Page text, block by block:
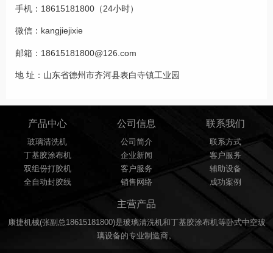
手机：18615181800（24小时）
微信：kangjiejixie
邮箱：18615181800@126.com
地 址：山东省德州市齐河县表白寺镇工业园
产品中心
玻璃清洗机
丁基胶涂布机
双组份打胶机
全自动封胶线
公司信息
公司简介
企业新闻
客户服务
销售网络
联系我们
联系方式
客户服务
辅助设备
成功案例
主营产品
康捷机械(张副总18615181800)是玻璃清洗机和丁基胶涂布机等卧式中空玻
璃设备的专业制造商。